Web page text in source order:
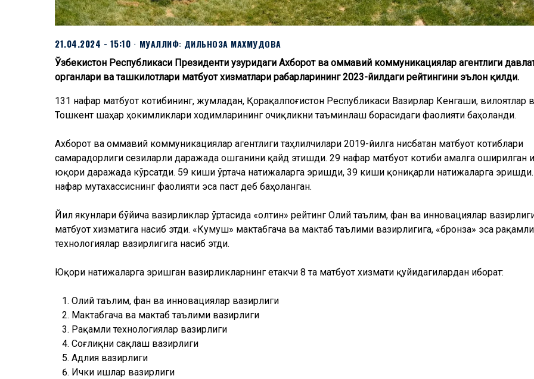
21.04.2024 - 15:10 МУАЛЛИФ: ДИЛЬНОЗА МАХМУДОВА
Ўзбекистон Республикаси Президенти ҳузуридаги Ахборот ва оммавий коммуникациялар агентлиги
органлари ва ташкилотлари матбуот хизматлари раҳбарларининг 2023-йилдаги рейтингини эълон қилди.
131 нафар матбуот котибининг, жумладан, Қорақалпоғистон Республикаси Вазирлар Кенгаши, вилоятлар
Тошкент шаҳар ҳокимликлари ходимларининг очиқликни таъминлаш борасидаги фаолияти баҳоланди.
Ахборот ва оммавий коммуникациялар агентлиги таҳлилчилари 2019-йилга нисбатан матбуот котиблари
самарадорлиги сезиларли даражада ошганини қайд этишди. 29 нафар матбуот котиби амалга оширилган
юқори даражада кўрсатди. 59 киши ўртача натижаларга эришди, 39 киши қониқарли натижаларга
нафар мутахассиснинг фаолияти эса паст деб баҳоланган.
Йил якунлари бўйича вазирликлар ўртасида «олтин» рейтинг Олий таълим, фан ва инновациялар
матбуот хизматига насиб этди. «Кумуш» мактабгача ва мактаб таълими вазирлигига, «бронза» эса рақамли
технологиялар вазирлигига насиб этди.
Юқори натижаларга эришган вазирликларнинг етакчи 8 та матбуот хизмати қуйидагилардан иборат:
Олий таълим, фан ва инновациялар вазирлиги
Мактабгача ва мактаб таълими вазирлиги
Рақамли технологиялар вазирлиги
Соғлиқни сақлаш вазирлиги
Адлия вазирлиги
Ички ишлар вазирлиги